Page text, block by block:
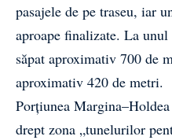
pasajele de pe traseu, iar
aproape finalizate. La
săpat aproximativ 700 de
aproximativ 420 de metri.
Porțiunea
drept zona „tunelurilor